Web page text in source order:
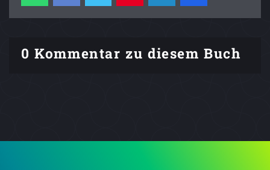
0 Kommentar zu diesem Buch